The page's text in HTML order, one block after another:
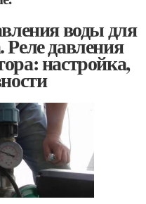
воды для
давления
настройка,